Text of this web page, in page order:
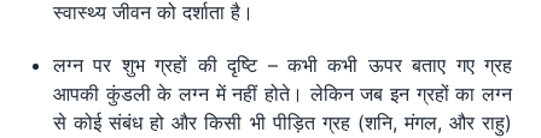
स्वास्थ्य जीवन को दर्शाता है।
लग्न पर शुभ ग्रहों की दृष्टि – कभी कभी ऊपर बताए गए ग्रह
आपकी कुंडली के लग्न में नहीं होते। लेकिन जब इन ग्रहों का लग्न
से कोई संबंध हो और किसी भी पीड़ित ग्रह (शनि, मंगल, और राहु)